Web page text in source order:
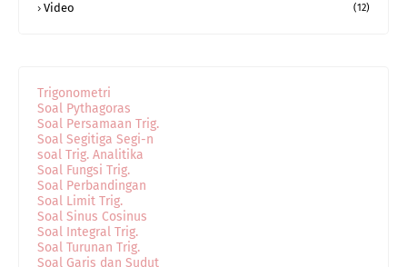
Video (12)
Trigonometri
Soal Pythagoras
Soal Persamaan Trig.
Soal Segitiga Segi-n
soal Trig. Analitika
Soal Fungsi Trig.
Soal Perbandingan
Soal Limit Trig.
Soal Sinus Cosinus
Soal Integral Trig.
Soal Turunan Trig.
Soal Garis dan Sudut